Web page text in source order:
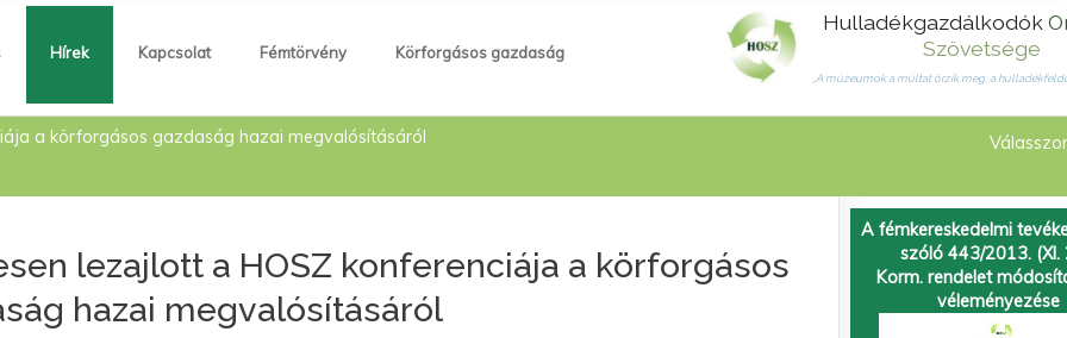
Hulladékgazdálkodók
Szövetsége
„A múzeumok a múltat őrzik meg, a
Hírek Kapcsolat Fémtörvény Körforgásos gazdaság
a körforgásos gazdaság hazai megvalósításáról
lezajlott a HOSZ konferenciája a körforgásos
hazai megvalósításáról
A fémkereskedelmi
szóló 443/2013. (XI.
Korm. rendelet
véleményezése